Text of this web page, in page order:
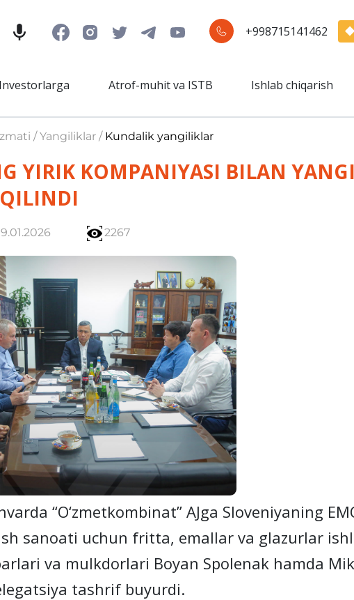
+998715141462
Investorlarga Atrof-muhit va ISTB Ishlab chiqarish
/ Yangiliklar / Kundalik yangiliklar
YIRIK KOMPANIYASI BILAN
2267
“O‘zmetkombinat” AJga Sloveniyaning
sanoati uchun fritta, emallar va glazurlar
va mulkdorlari Boyan Spolenak hamda
tashrif buyurdi.